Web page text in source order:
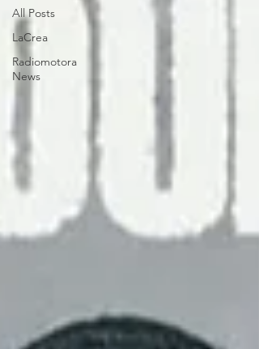
All Posts
LaCrea
Radiomotora
News